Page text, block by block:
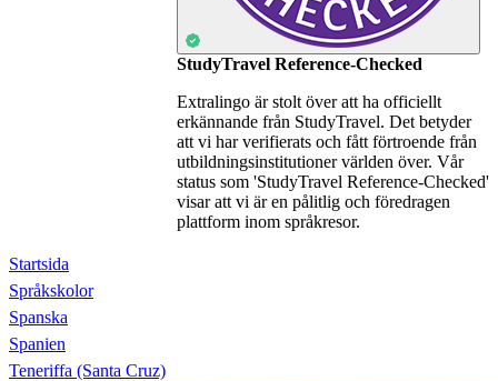
StudyTravel Reference-Checked
Extralingo är stolt över att ha officiellt
erkännande från StudyTravel. Det betyder
att vi har verifierats och fått förtroende från
utbildningsinstitutioner världen över. Vår
status som 'StudyTravel Reference-Checked'
visar att vi är en pålitlig och föredragen
plattform inom språkresor.
Startsida
Språkskolor
Spanska
Spanien
Teneriffa (Santa Cruz)